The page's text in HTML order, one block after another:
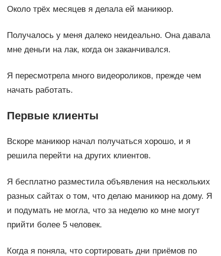
Около трёх месяцев я делала ей маникюр.
Получалось у меня далеко неидеально. Она давала
мне деньги на лак, когда он заканчивался.
Я пересмотрела много видеороликов, прежде чем
начать работать.
Первые клиенты
Вскоре маникюр начал получаться хорошо, и я
решила перейти на других клиентов.
Я бесплатно разместила объявления на нескольких
разных сайтах о том, что делаю маникюр на дому. Я
и подумать не могла, что за неделю ко мне могут
прийти более 5 человек.
Когда я поняла, что сортировать дни приёмов по